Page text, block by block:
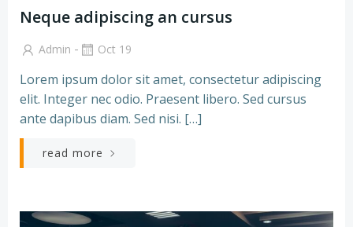
Neque adipiscing an cursus
Admin - Oct 19
Lorem ipsum dolor sit amet, consectetur adipiscing
elit. Integer nec odio. Praesent libero. Sed cursus
ante dapibus diam. Sed nisi. […]
read more